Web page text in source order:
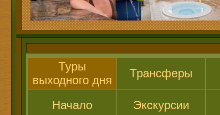
Туры
выходного дня
Трансферы
Начало Экскурсии